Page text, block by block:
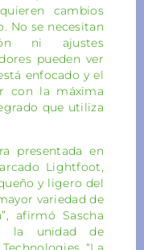
cambios
No se necesitan
ni ajustes
pueden ver
enfocado y el
con la máxima
que utiliza
presentada en
Lightfoot,
y ligero del
variedad de
afirmó Sascha
la unidad de